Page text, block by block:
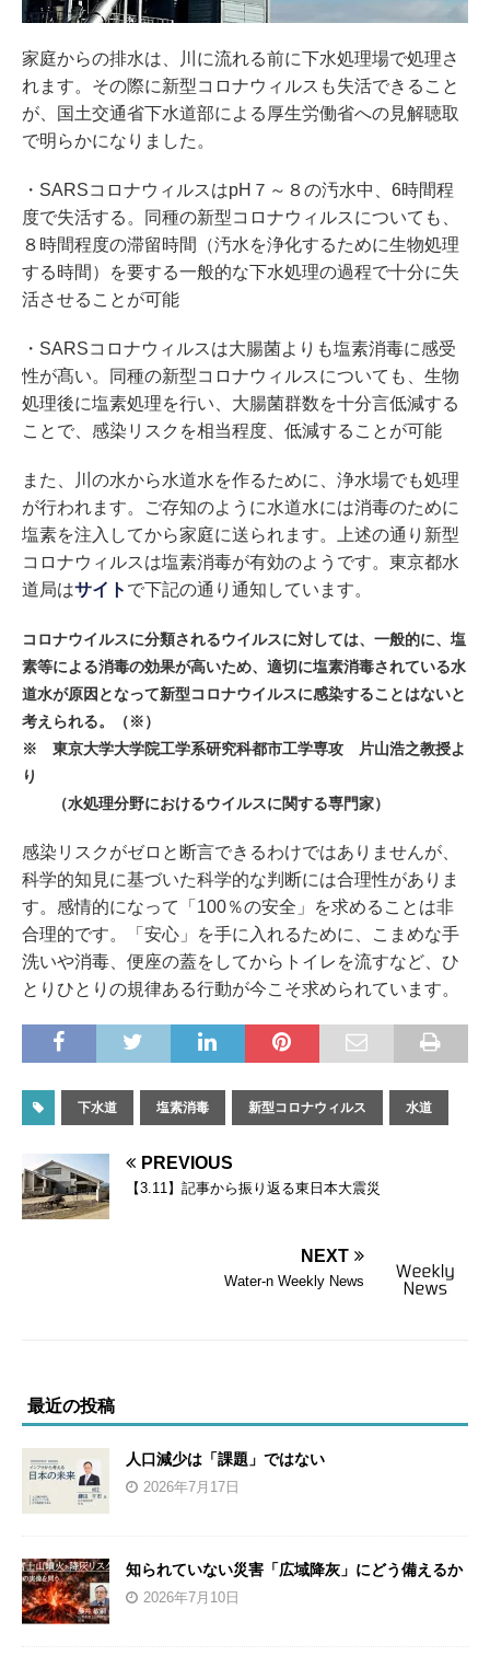
家庭からの排水は、川に流れる前に下水処理場で処理さ
れます。その際に新型コロナウィルスも失活できること
が、国土交通省下水道部による厚生労働省への見解聴取
で明らかになりました。
・SARSコロナウィルスはpH７～８の汚水中、6時間程
度で失活する。同種の新型コロナウィルスについても、
８時間程度の滞留時間（汚水を浄化するために生物処理
する時間）を要する一般的な下水処理の過程で十分に失
活させることが可能
・SARSコロナウィルスは大腸菌よりも塩素消毒に感受
性が髙い。同種の新型コロナウィルスについても、生物
処理後に塩素処理を行い、大腸菌群数を十分言低減する
ことで、感染リスクを相当程度、低減することが可能
また、川の水から水道水を作るために、浄水場でも処理
が行われます。ご存知のように水道水には消毒のために
塩素を注入してから家庭に送られます。上述の通り新型
コロナウィルスは塩素消毒が有効のようです。東京都水
道局はサイト で下記の通り通知しています。
コロナウイルスに分類されるウイルスに対しては、一般的に、塩
素等による消毒の効果が高いため、適切に塩素消毒されている水
道水が原因となって新型コロナウイルスに感染することはないと
考えられる。（※）
※ 東京大学大学院工学系研究科都市工学専攻 片山浩之教授よ
り
（水処理分野におけるウイルスに関する専門家）
感染リスクがゼロと断言できるわけではありませんが、
科学的知見に基づいた科学的な判断には合理性がありま
す。感情的になって「100％の安全」を求めることは非
合理的です。「安心」を手に入れるために、こまめな手
洗いや消毒、便座の蓋をしてからトイレを流すなど、ひ
とりひとりの規律ある行動が今こそ求められています。
下水道 塩素消毒 新型コロナウィルス 水道
PREVIOUS
【3.11】記事から振り返る東日本大震災
NEXT
Water-n Weekly News
最近の投稿
人口減少は「課題」ではない
2026年7月17日
知られていない災害「広域降灰」にどう備えるか
2026年7月10日